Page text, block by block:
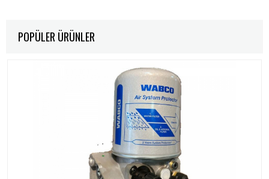
POPÜLER ÜRÜNLER